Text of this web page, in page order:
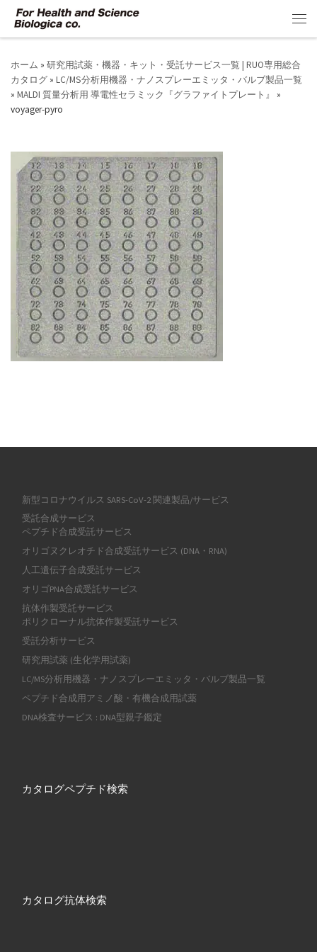
コンテンツへスキップ
ホーム » 研究用試薬・機器・キット・受託サービス一覧 | RUO専用総合
カタログ » LC/MS分析用機器・ナノスプレーエミッタ・バルブ製品一覧
» MALDI 質量分析用 導電性セラミック『グラファイトプレート』
»
voyager-pyro
新型コロナウイルス SARS-CoV-2 関連製品/サービス
受託合成サービス
ペプチド合成受託サービス
オリゴヌクレオチド合成受託サービス (DNA・RNA)
人工遺伝子合成受託サービス
オリゴPNA合成受託サービス
抗体作製受託サービス
ポリクローナル抗体作製受託サービス
受託分析サービス
研究用試薬 (生化学用試薬)
LC/MS分析用機器・ナノスプレーエミッタ・バルブ製品一覧
ペプチド合成用アミノ酸・有機合成用試薬
DNA検査サービス : DNA型親子鑑定
カタログペプチド検索
カタログ抗体検索